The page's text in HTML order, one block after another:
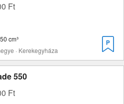
Ft
cm³
· Kerekegyháza
550
Ft